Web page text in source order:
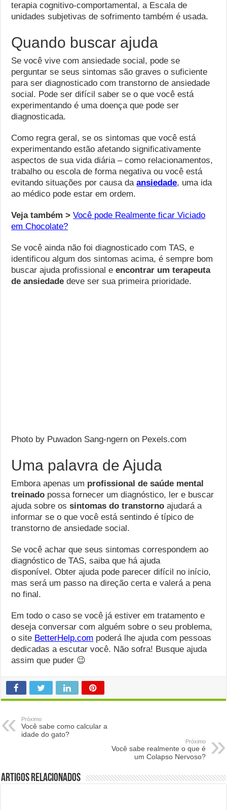
terapia cognitivo-comportamental, a Escala de
unidades subjetivas de sofrimento também é usada.
Quando buscar ajuda
Se você vive com ansiedade social, pode se
perguntar se seus sintomas são graves o suficiente
para ser diagnosticado com transtorno de ansiedade
social. Pode ser difícil saber se o que você está
experimentando é uma doença que pode ser
diagnosticada.
Como regra geral, se os sintomas que você está
experimentando estão afetando significativamente
aspectos de sua vida diária – como relacionamentos,
trabalho ou escola de forma negativa ou você está
evitando situações por causa daansiedade, uma ida
ao médico pode estar em ordem.
Veja também > Você pode Realmente ficar Viciado
em Chocolate?
Se você ainda não foi diagnosticado com TAS, e
identificou algum dos sintomas acima, é sempre bom
buscar ajuda profissional eencontrar um terapeuta
de ansiedade deve ser sua primeira prioridade.
Photo by Puwadon Sang-ngern on Pexels.com
Uma palavra de Ajuda
Embora apenas um profissional de saúde mental
treinado possa fornecer um diagnóstico, ler e buscar
ajuda sobre ossintomas do transtornoajudará a
informar se o que você está sentindo é típico de
transtorno de ansiedade social.
Se você achar que seus sintomas correspondem ao
diagnóstico de TAS, saiba que há ajuda
disponível. Obter ajuda pode parecer difícil no início,
mas será um passo na direção certa e valerá a pena
no final.
Em todo o caso se você já estiver em tratamento e
deseja conversar com alguém sobre o seu problema,
o site BetterHelp.com poderá lhe ajuda com pessoas
dedicadas a escutar você. Não sofra! Busque ajuda
assim que puder 😉
Próximo
Você sabe como calcular a
idade do gato?
Próximo
Você sabe realmente o que é
um Colapso Nervoso?
Artigos Relacionados